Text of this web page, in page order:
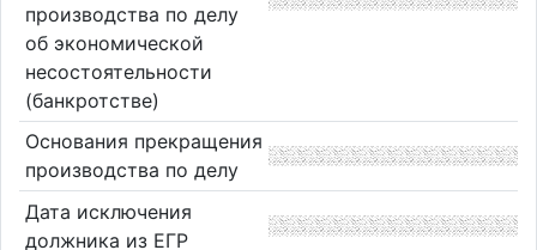
производства по делу
об экономической
несостоятельности
(банкротстве)
Основания прекращения
производства по делу
Дата исключения
должника из ЕГР